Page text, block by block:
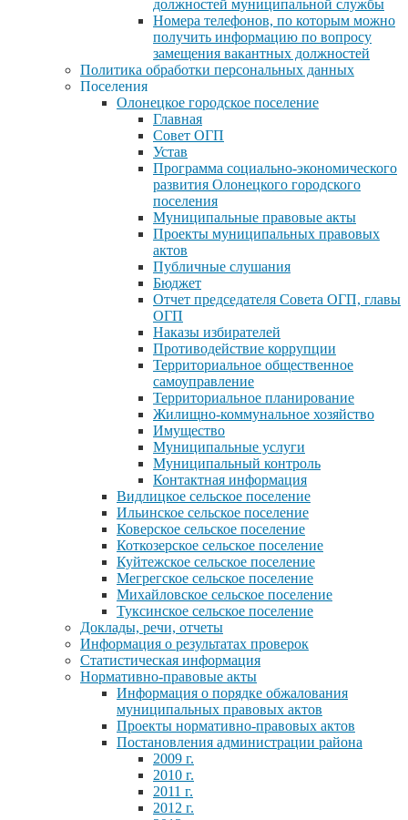
должностей муниципальной службы
Номера телефонов, по которым можно
получить информацию по вопросу
замещения вакантных должностей
Политика обработки персональных данных
Поселения
Олонецкое городское поселение
Главная
Совет ОГП
Устав
Программа социально-экономического
развития Олонецкого городского
поселения
Муниципальные правовые акты
Проекты муниципальных правовых
актов
Публичные слушания
Бюджет
Отчет председателя Совета ОГП, главы
ОГП
Наказы избирателей
Противодействие коррупции
Территориальное общественное
самоуправление
Территориальное планирование
Жилищно-коммунальное хозяйство
Имущество
Муниципальные услуги
Муниципальный контроль
Контактная информация
Видлицкое сельское поселение
Ильинское сельское поселение
Коверское сельское поселение
Коткозерское сельское поселение
Куйтежское сельское поселение
Мегрегское сельское поселение
Михайловское сельское поселение
Туксинское сельское поселение
Доклады, речи, отчеты
Информация о результатах проверок
Статистическая информация
Нормативно-правовые акты
Информация о порядке обжалования
муниципальных правовых актов
Проекты нормативно-правовых актов
Постановления администрации района
2009 г.
2010 г.
2011 г.
2012 г.